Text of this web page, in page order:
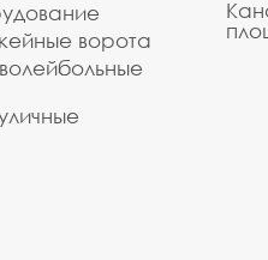
ворота